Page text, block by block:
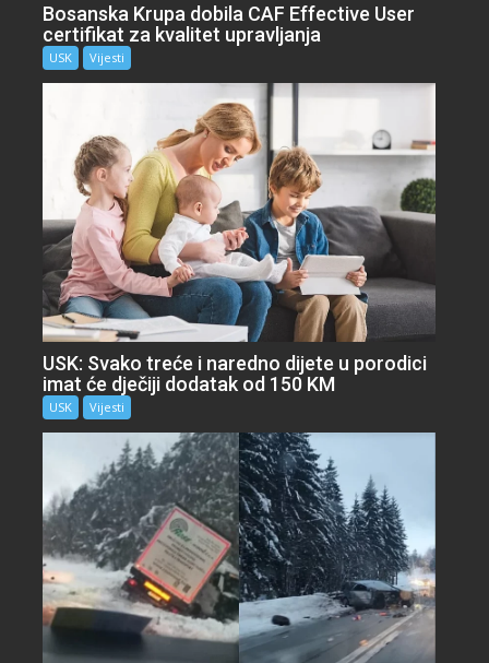
Bosanska Krupa dobila CAF Effective User
certifikat za kvalitet upravljanja
USK Vijesti
USK: Svako treće i naredno dijete u porodici
imat će dječiji dodatak od 150 KM
USK Vijesti